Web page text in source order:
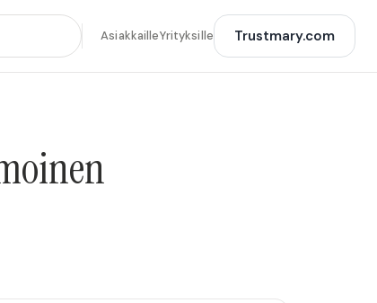
AsiakkailleYrityksille Trustmary.com